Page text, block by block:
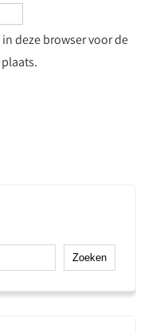
deze browser voor de
Zoeken